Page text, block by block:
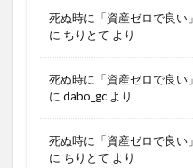
死ぬ時に「資産ゼロで良い
に ちりとて より
死ぬ時に「資産ゼロで良い
に dabo_gc より
死ぬ時に「資産ゼロで良い
に ちりとて より